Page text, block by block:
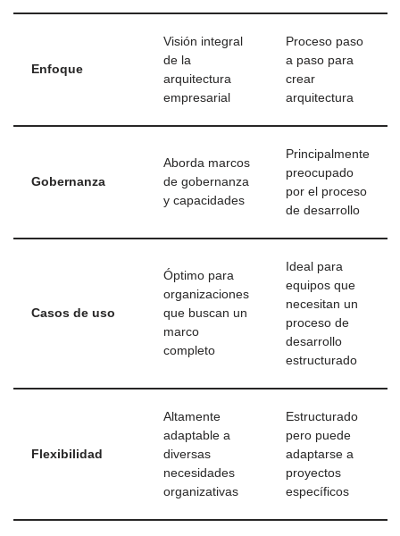
Enfoque
Visión integral
de la
arquitectura
empresarial
Proceso paso
a paso para
crear
arquitectura
Gobernanza
Aborda marcos
de gobernanza
y capacidades
Principalmente
preocupado
por el proceso
de desarrollo
Casos de uso
Óptimo para
organizaciones
que buscan un
marco
completo
Ideal para
equipos que
necesitan un
proceso de
desarrollo
estructurado
Flexibilidad
Altamente
adaptable a
diversas
necesidades
organizativas
Estructurado
pero puede
adaptarse a
proyectos
específicos